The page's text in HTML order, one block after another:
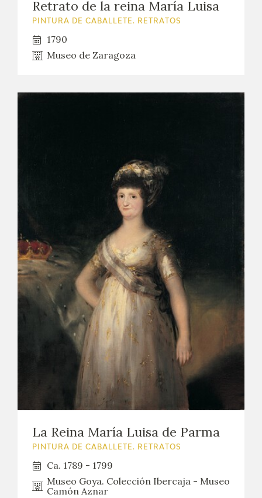
Retrato de la reina María Luisa
PINTURA DE CABALLETE. RETRATOS
1790
Museo de Zaragoza
La Reina María Luisa de Parma
PINTURA DE CABALLETE. RETRATOS
Ca. 1789 - 1799
Museo Goya. Colección Ibercaja - Museo
Camón Aznar